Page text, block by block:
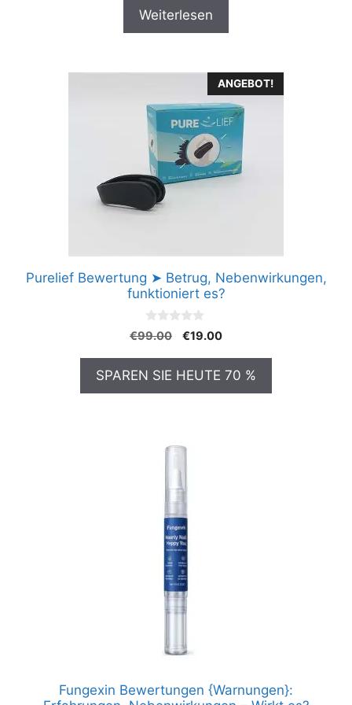
o
Weiterlesen
ANGEBOT!
Purelief Bewertung ➤ Betrug, Nebenwirkungen,
funktioniert es?
0
v
5
€99.00
Ursprünglicher
war:
€99.00
€19.00Aktueller
ist:
€19.00.
SPAREN SIE HEUTE 70 %
Fungexin Bewertungen {Warnungen}: